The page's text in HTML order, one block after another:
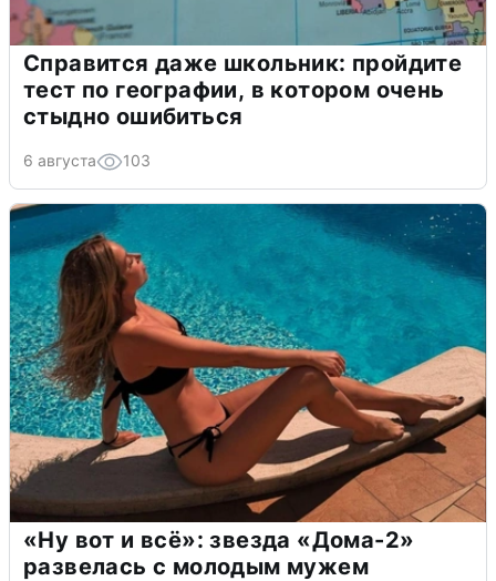
Справится даже школьник: пройдите
тест по географии, в котором очень
стыдно ошибиться
6 августа 103
«Ну вот и всё»: звезда «Дома-2»
развелась с молодым мужем